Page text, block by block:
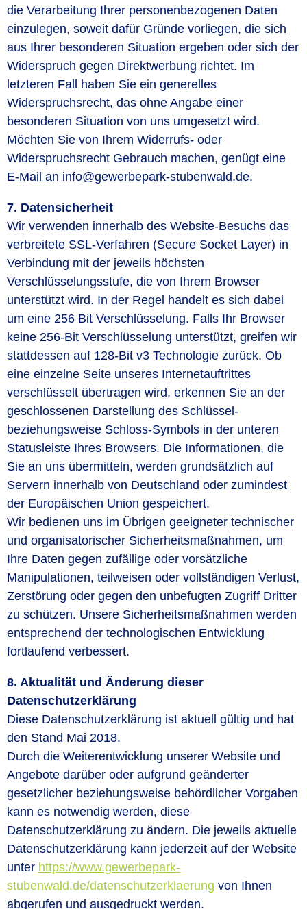
die Verarbeitung Ihrer personenbezogenen Daten
einzulegen, soweit dafür Gründe vorliegen, die sich
aus Ihrer besonderen Situation ergeben oder sich der
Widerspruch gegen Direktwerbung richtet. Im
letzteren Fall haben Sie ein generelles
Widerspruchsrecht, das ohne Angabe einer
besonderen Situation von uns umgesetzt wird.
Möchten Sie von Ihrem Widerrufs- oder
Widerspruchsrecht Gebrauch machen, genügt eine
E-Mail an info@gewerbepark-stubenwald.de.
7. Datensicherheit
Wir verwenden innerhalb des Website-Besuchs das
verbreitete SSL-Verfahren (Secure Socket Layer) in
Verbindung mit der jeweils höchsten
Verschlüsselungsstufe, die von Ihrem Browser
unterstützt wird. In der Regel handelt es sich dabei
um eine 256 Bit Verschlüsselung. Falls Ihr Browser
keine 256-Bit Verschlüsselung unterstützt, greifen wir
stattdessen auf 128-Bit v3 Technologie zurück. Ob
eine einzelne Seite unseres Internetauftrittes
verschlüsselt übertragen wird, erkennen Sie an der
geschlossenen Darstellung des Schlüssel-
beziehungsweise Schloss-Symbols in der unteren
Statusleiste Ihres Browsers. Die Informationen, die
Sie an uns übermitteln, werden grundsätzlich auf
Servern innerhalb von Deutschland oder zumindest
der Europäischen Union gespeichert.
Wir bedienen uns im Übrigen geeigneter technischer
und organisatorischer Sicherheitsmaßnahmen, um
Ihre Daten gegen zufällige oder vorsätzliche
Manipulationen, teilweisen oder vollständigen Verlust,
Zerstörung oder gegen den unbefugten Zugriff Dritter
zu schützen. Unsere Sicherheitsmaßnahmen werden
entsprechend der technologischen Entwicklung
fortlaufend verbessert.
8. Aktualität und Änderung dieser
Datenschutzerklärung
Diese Datenschutzerklärung ist aktuell gültig und hat
den Stand Mai 2018.
Durch die Weiterentwicklung unserer Website und
Angebote darüber oder aufgrund geänderter
gesetzlicher beziehungsweise behördlicher Vorgaben
kann es notwendig werden, diese
Datenschutzerklärung zu ändern. Die jeweils aktuelle
Datenschutzerklärung kann jederzeit auf der Website
unter https://www.gewerbepark-
stubenwald.de/datenschutzerklaerung von Ihnen
abgerufen und ausgedruckt werden.